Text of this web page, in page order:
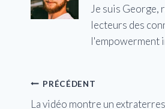
Je suis George,
lecteurs des
l'empowerment
Navigation
PRÉCÉDENT
La vidéo montre un